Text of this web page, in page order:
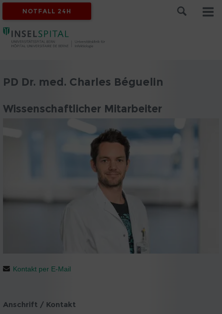
NOTFALL 24H
PD Dr. med. Charles Béguelin
Wissenschaftlicher Mitarbeiter
Kontakt per E-Mail
Anschrift / Kontakt